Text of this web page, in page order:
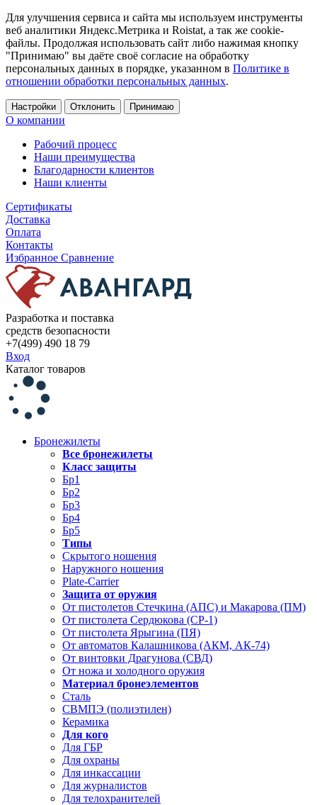
Для улучшения сервиса и сайта мы используем инструменты
веб аналитики Яндекс.Метрика и Roistat, а так же cookie-
файлы. Продолжая использовать сайт либо нажимая кнопку
"Принимаю" вы даёте своё согласие на обработку
персональных данных в порядке, указанном в Политике в
отношении обработки персональных данных.
Настройки Отклонить Принимаю
О компании
Рабочий процесс
Наши преимущества
Благодарности клиентов
Наши клиенты
Сертификаты
Доставка
Оплата
Контакты
Избранное Сравнение
Разработка и поставка
средств безопасности
+7(499) 490 18 79
Вход
Каталог товаров
Бронежилеты
Все бронежилеты
Класс защиты
Бр1
Бр2
Бр3
Бр4
Бр5
Типы
Скрытого ношения
Наружного ношения
Plate-Carrier
Защита от оружия
От пистолетов Стечкина (АПС) и Макарова (ПМ)
От пистолета Сердюкова (СР-1)
От пистолета Ярыгина (ПЯ)
От автоматов Калашникова (АКМ, АК-74)
От винтовки Драгунова (СВД)
От ножа и холодного оружия
Материал бронеэлементов
Сталь
СВМПЭ (полиэтилен)
Керамика
Для кого
Для ГБР
Для охраны
Для инкассации
Для журналистов
Для телохранителей